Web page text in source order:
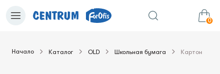
0
Начало Каталог OLD Школьная бумага Картон